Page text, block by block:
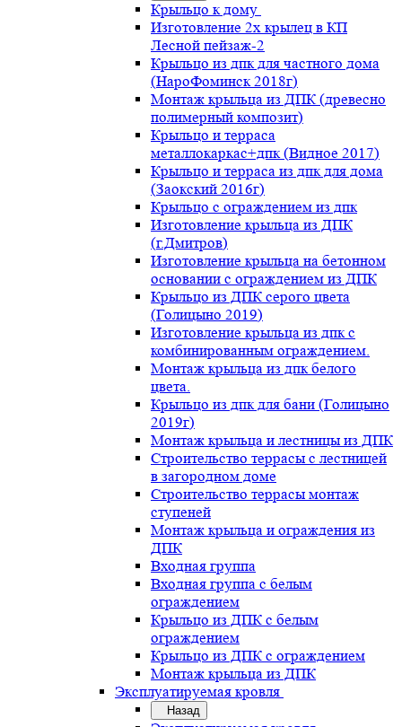
Крыльцо к дому
Изготовление 2х крылец в КП
Лесной пейзаж-2
Крыльцо из дпк для частного дома
(НароФоминск 2018г)
Монтаж крыльца из ДПК (древесно
полимерный композит)
Крыльцо и терраса
металлокаркас+дпк (Видное 2017)
Крыльцо и терраса из дпк для дома
(Заокский 2016г)
Крыльцо с ограждением из дпк
Изготовление крыльца из ДПК
(г.Дмитров)
Изготовление крыльца на бетонном
основании с ограждением из ДПК
Крыльцо из ДПК серого цвета
(Голицыно 2019)
Изготовление крыльца из дпк с
комбинированным ограждением.
Монтаж крыльца из дпк белого
цвета.
Крыльцо из дпк для бани (Голицыно
2019г)
Монтаж крыльца и лестницы из ДПК
Строительство террасы с лестницей
в загородном доме
Строительство террасы монтаж
ступеней
Монтаж крыльца и ограждения из
ДПК
Входная группа
Входная группа с белым
ограждением
Крыльцо из ДПК с белым
ограждением
Крыльцо из ДПК с ограждением
Монтаж крыльца из ДПК
Эксплуатируемая кровля
Назад